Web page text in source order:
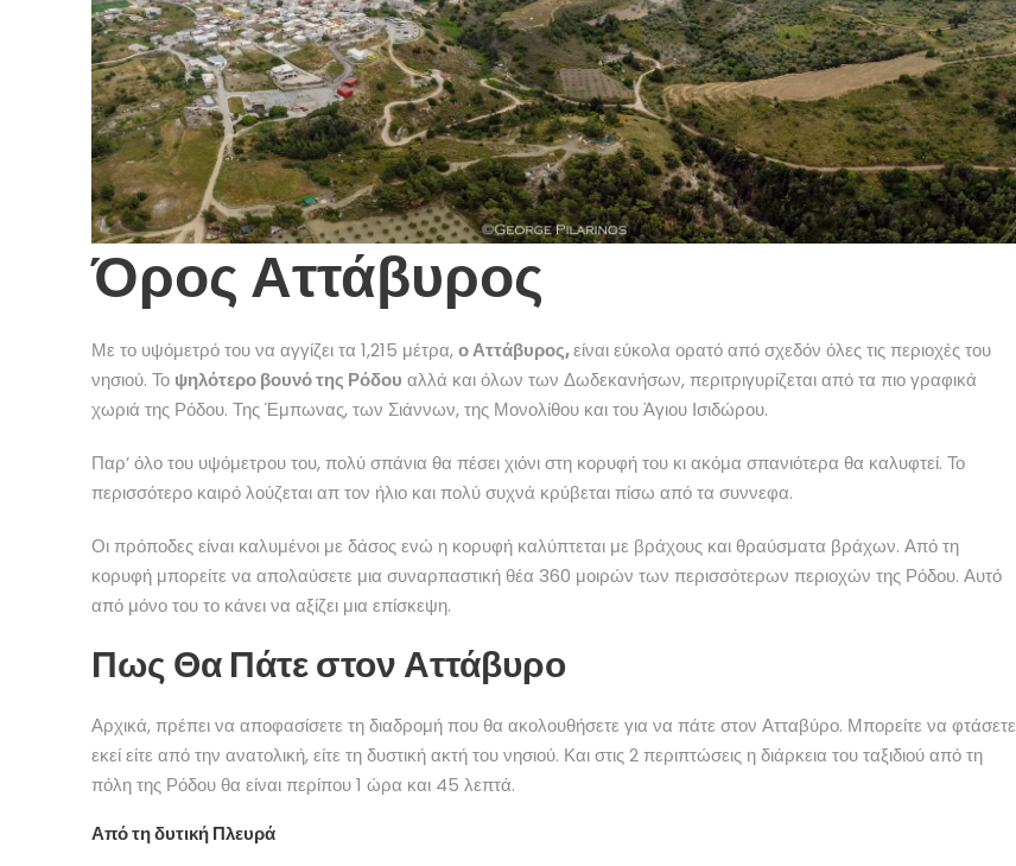
Όρος Αττάβυρος
Με το υψόμετρό του να αγγίζει τα 1,215 μέτρα,ο Αττάβυρος,είναι εύκολα ορατό από σχεδόν όλες τις περιοχές του
νησιού. Το ψηλότερο βουνό της Ρόδου αλλά και όλων των Δωδεκανήσων, περιτριγυρίζεται από τα πιο γραφικά
χωριά της Ρόδου. Της Έμπωνας, των Σιάννων, της Μονολίθου και του Άγιου Ισιδώρου.
Παρ’ όλο του υψόμετρου του, πολύ σπάνια θα πέσει χιόνι στη κορυφή του κι ακόμα σπανιότερα θα καλυφτεί. Το
περισσότερο καιρό λούζεται απ τον ήλιο και πολύ συχνά κρύβεται πίσω από τα συννεφα.
Οι πρόποδες είναι καλυμένοι με δάσος ενώ η κορυφή καλύπτεται με βράχους και θραύσματα βράχων. Από τη
κορυφή μπορείτε να απολαύσετε μια συναρπαστική θέα 360 μοιρών των περισσότερων περιοχών της Ρόδου. Αυτό
από μόνο του το κάνει να αξίζει μια επίσκεψη.
Πως Θα Πάτε στον Αττάβυρο
Αρχικά, πρέπει να αποφασίσετε τη διαδρομή που θα ακολουθήσετε για να πάτε στον Ατταβύρο. Μπορείτε να φτάσετε
εκεί είτε από την ανατολική, είτε τη δυστική ακτή του νησιού. Και στις 2 περιπτώσεις η διάρκεια του ταξιδιού από τη
πόλη της Ρόδου θα είναι περίπου 1 ώρα και 45 λεπτά.
Από τη δυτική Πλευρά